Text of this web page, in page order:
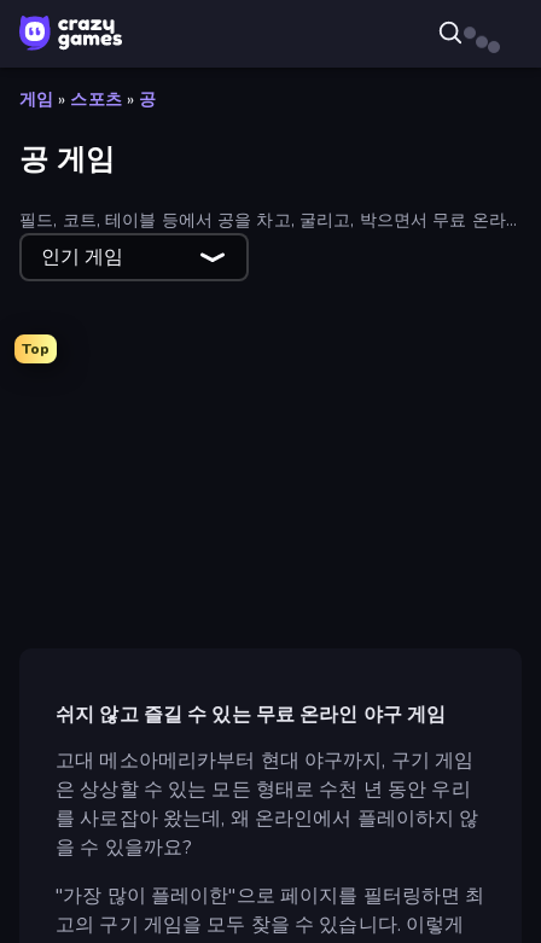
게임 » 스포츠 » 공
공 게임
필드, 코트, 테이블 등에서 공을 차고, 굴리고, 박으면서 무료 온라
인 공 게임을 즐겨보세요!
인기 게임
Top
쉬지 않고 즐길 수 있는 무료 온라인 야구 게임
고대 메소아메리카부터 현대 야구까지, 구기 게임
은 상상할 수 있는 모든 형태로 수천 년 동안 우리
를 사로잡아 왔는데, 왜 온라인에서 플레이하지 않
을 수 있을까요?
"가장 많이 플레이한"으로 페이지를 필터링하면 최
고의 구기 게임을 모두 찾을 수 있습니다. 이렇게